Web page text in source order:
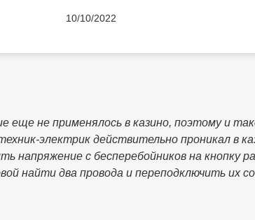
10/10/2022
еще не применялось в казино, поэтому и
электрик действительно проникал в
напряжение с бесперебойников на кнопку
найти два провода и переподключить их